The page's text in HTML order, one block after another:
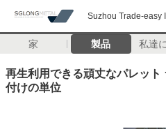
Suzhou Trade-easy
家 製品 私達
再生利用できる頑丈なパレッ
付けの単位